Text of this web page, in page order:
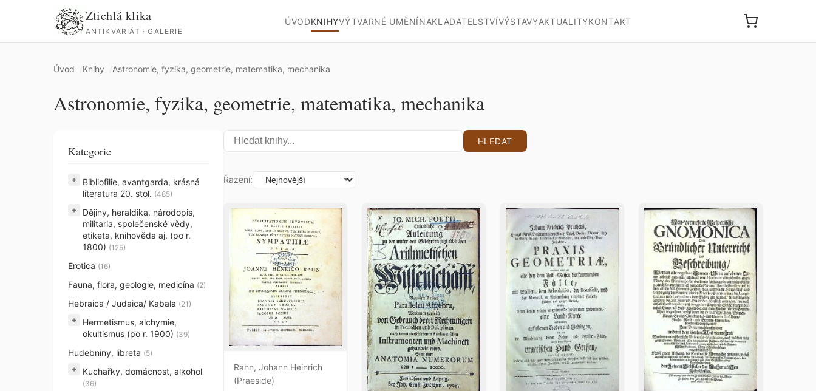
Ztichlá klika
ANTIKVARIÁT · GALERIE
ÚVODKNIHYVÝTVARNÉ UMĚNÍNAKLADATELSTVÍVÝSTAVYAKTUALITYKONTAKT
Úvod Knihy Astronomie, fyzika, geometrie, matematika, mechanika
Astronomie, fyzika, geometrie, matematika, mechanika
Kategorie
+
Bibliofilie, avantgarda, krásná
literatura 20. stol. (485)
+
Dějiny, heraldika, národopis,
militaria, společenské vědy,
etiketa, knihověda aj. (po r.
1800) (125)
Erotica (16)
Fauna, flora, geologie, medicína (2)
Hebraica / Judaica/ Kabala (21)
+
Hermetismus, alchymie,
okultismus (po r. 1900) (39)
Hudebniny, libreta (5)
+
Kuchařky, domácnost, alkohol
(36)
HLEDAT
Řazení:
Rahn, Johann Heinrich
(Praeside)